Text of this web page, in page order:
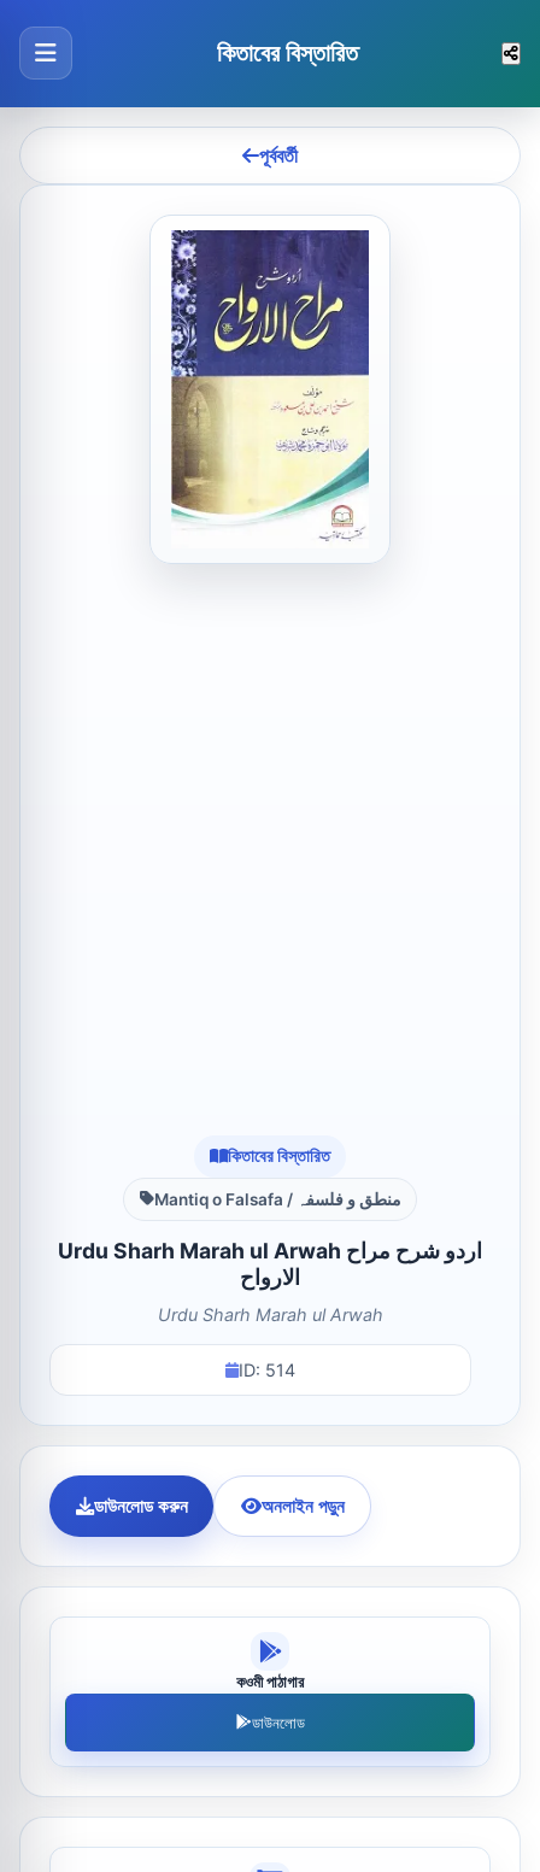
কিতাবের বিস্তারিত
পূর্ববর্তী
কিতাবের বিস্তারিত
Mantiq o Falsafa / منطق و فلسفہ
Urdu Sharh Marah ul Arwah اردو شرح مراح
الارواح
Urdu Sharh Marah ul Arwah
ID: 514
ডাউনলোড করুন অনলাইন পড়ুন
কওমী পাঠাগার
ডাউনলোড